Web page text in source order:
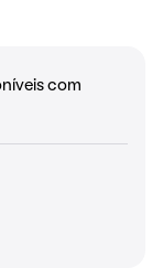
com